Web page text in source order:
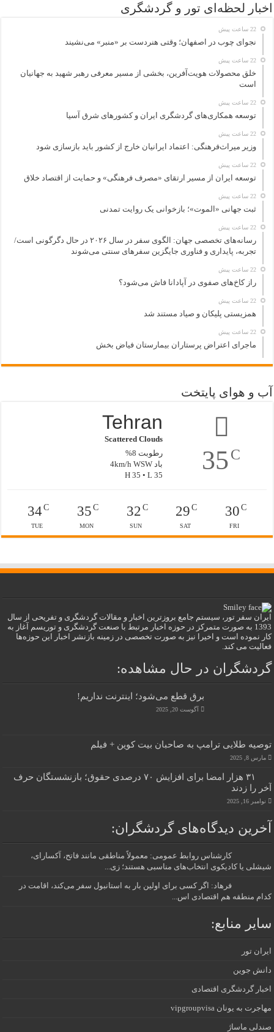
اخبار لحظه‌ای تور و گردشگری
22 ساعت پیش
نجوای چوب در اصفهان؛ وقتی هنردست بر «منبر» می‌نشیند
22 ساعت پیش
خلق محصولات هویت‌آفرین، بخشی از مسیر معرفی رهبر شهید به جهانیان
است
22 ساعت پیش
توسعه همکاری‌های گردشگری ایران و کشورهای شرق آسیا
22 ساعت پیش
وزیر میراث‌فرهنگی: اعتماد ایرانیان خارج از کشور باید بازسازی شود
22 ساعت پیش
توسعه ایران از مسیر ارتقای «مصرف فرهنگی» و حمایت از اقتصاد خلاق
22 ساعت پیش
ثبت جهانی «الموت»؛ بازخوانی یک روایت تمدنی
22 ساعت پیش
رسانه‌های تخصصی جهان: الگوی سفر در سال ۲۰۲۶ در حال دگرگونی است/
تجربه، پایداری و فناوری جایگزین سفرهای سنتی می‌شوند
22 ساعت پیش
راز کاخ‌های صفوی در آپادانا فاش می‌شود؟
22 ساعت پیش
همزیستی پلیکان و صیاد مستند شد
22 ساعت پیش
ماجرای اعتراض پرستاران بیمارستان فیاض بخش
آب و هوای پایتخت
35C
Tehran
Scattered Clouds
رطوبت 8%
باد 4km/h WSW
H 35 • L 35
30C
FRI
29 C
SAT
32C
SUN
35C
MON
34C
TUE
ایران سفر تور، سیستم جامع بروزترین اخبار و مقالات گردشگری و تفریحی از سال
1393 به صورت متمرکز در حوزه اخبار مرتبط با صنعت گردشگری و توریسم آغاز به
کار نموده است و اخیرا نیز به صورت تخصصی در زمینه بازنشر اخبار این حوزه‌ها
فعالیت می کند.
گردشگران در حال مشاهده:
برق قطع می‌شود؛ اینترنت نداریم!
آگوست 20, 2025
توصیه طلایی ترامپ به صاحبان بیت کوین + فیلم
مارس 8, 2025
۳۱ هزار امضا برای افزایش ۷۰ درصدی حقوق؛ بازنشستگان حرف
آخر را زدند
نوامبر 16, 2025
آخرین دیدگاه‌های گردشگران:
کارشناس روابط عمومی: معمولاً مناطقی مانند فاتح، آکسارای،
شیشلی یا کادیکوی انتخاب‌های مناسبی هستند؛ زی...
فرهاد: اگر کسی برای اولین بار به استانبول سفر می‌کند، اقامت در
کدام منطقه هم اقتصادی اس...
سایر منابع:
ایران تور
دانش جوین
اخبار گردشگری اقتصادی
مهاجرت به یونان vipgroupvisa
صندلی ماساژ